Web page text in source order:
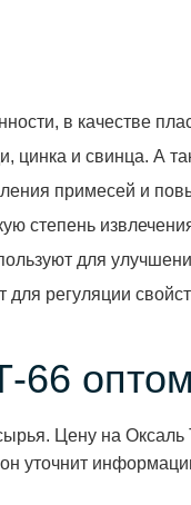
в качестве
цинка и свинца. А
примесей и
степень
для
регуляции
66 оптом
Цену на